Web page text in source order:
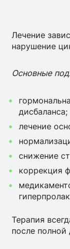
Лечение
нарушение
Основные
дисбаланса;
лечение
снижение
коррекция
Терапия
после полной